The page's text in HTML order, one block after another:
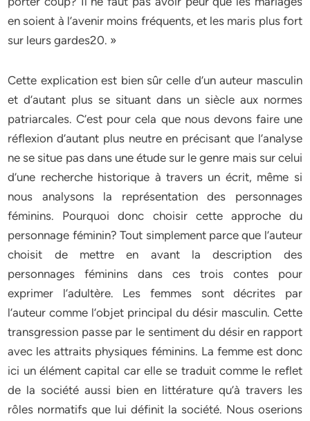
en soient à l’avenir moins fréquents, et les maris plus fort
sur leurs gardes20. »
Cette explication est bien sûr celle d’un auteur masculin
et d’autant plus se situant dans un siècle aux normes
patriarcales. C’est pour cela que nous devons faire une
réflexion d’autant plus neutre en précisant que l’analyse
ne se situe pas dans une étude sur le genre mais sur celui
d’une recherche historique à travers un écrit, même si
nous analysons la représentation des personnages
féminins. Pourquoi donc choisir cette approche du
personnage féminin? Tout simplement parce que l’auteur
choisit de mettre en avant la description des
personnages féminins dans ces trois contes pour
exprimer l’adultère. Les femmes sont décrites par
l’auteur comme l’objet principal du désir masculin. Cette
transgression passe par le sentiment du désir en rapport
avec les attraits physiques féminins. La femme est donc
ici un élément capital car elle se traduit comme le reflet
de la société aussi bien en littérature qu’à travers les
rôles normatifs que lui définit la société. Nous oserions